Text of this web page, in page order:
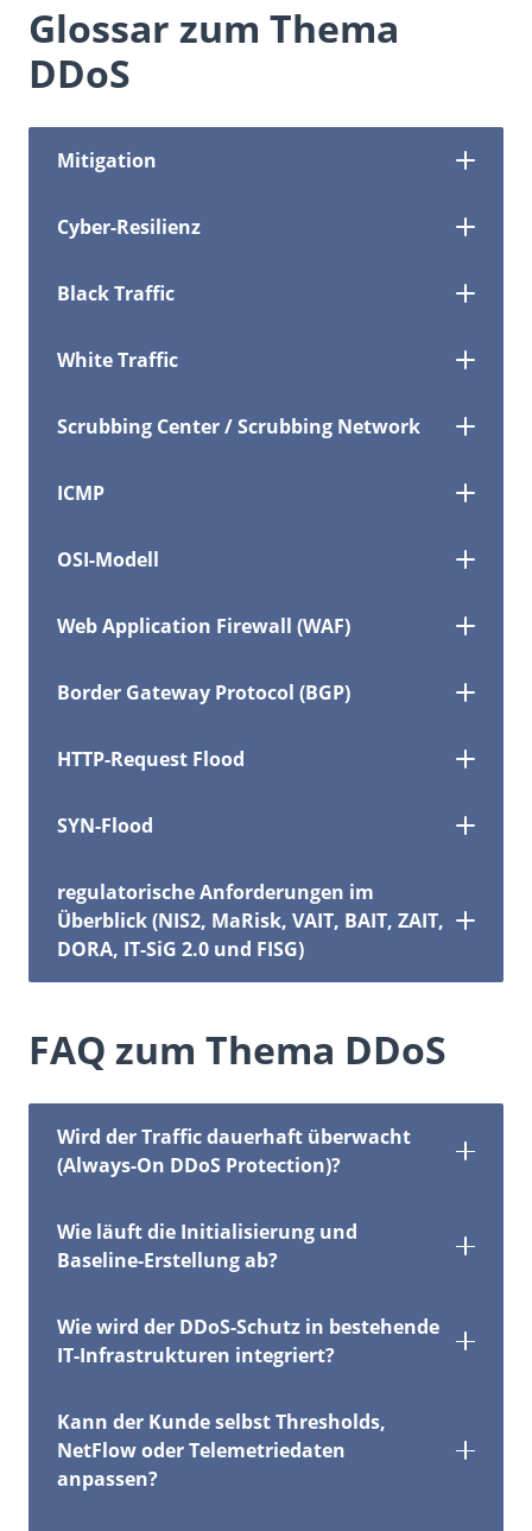
Glossar zum Thema
DDoS
Mitigation
Cyber-Resilienz
Black Traffic
White Traffic
Scrubbing Center / Scrubbing Network
ICMP
OSI-Modell
Web Application Firewall (WAF)
Border Gateway Protocol (BGP)
HTTP-Request Flood
SYN-Flood
regulatorische Anforderungen im
Überblick (NIS2, MaRisk, VAIT, BAIT, ZAIT,
DORA, IT-SiG 2.0 und FISG)
FAQ zum Thema DDoS
Wird der Traffic dauerhaft überwacht
(Always-On DDoS Protection)?
Wie läuft die Initialisierung und
Baseline-Erstellung ab?
Wie wird der DDoS-Schutz in bestehende
IT-Infrastrukturen integriert?
Kann der Kunde selbst Thresholds,
NetFlow oder Telemetriedaten
anpassen?